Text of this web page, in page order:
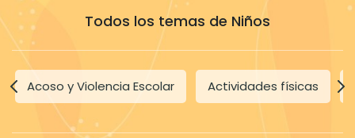
Todos los temas de Niños
Acoso y Violencia Escolar Actividades físicas